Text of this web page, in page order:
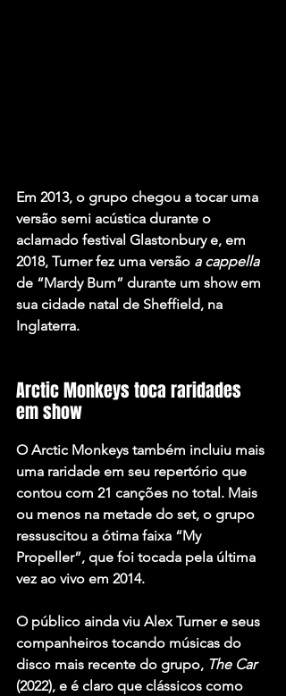
Em 2013, o grupo chegou a tocar uma
versão semi acústica durante o
aclamado festival Glastonbury e, em
2018, Turner fez uma versão a cappella
de “Mardy Bum” durante um show em
sua cidade natal de Sheffield, na
Inglaterra.
Arctic Monkeys toca raridades
em show
O Arctic Monkeys também incluiu mais
uma raridade em seu repertório que
contou com 21 canções no total. Mais
ou menos na metade do set, o grupo
ressuscitou a ótima faixa “My
Propeller”, que foi tocada pela última
vez ao vivo em 2014.
O público ainda viu Alex Turner e seus
companheiros tocando músicas do
disco mais recente do grupo, The Car
(2022), e é claro que clássicos como